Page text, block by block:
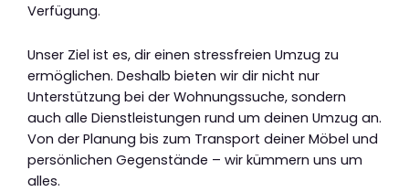
Verfügung.
Unser Ziel ist es, dir einen stressfreien Umzug zu
ermöglichen. Deshalb bieten wir dir nicht nur
Unterstützung bei der Wohnungssuche, sondern
auch alle Dienstleistungen rund um deinen Umzug an.
Von der Planung bis zum Transport deiner Möbel und
persönlichen Gegenstände – wir kümmern uns um
alles.